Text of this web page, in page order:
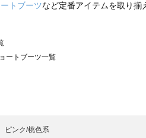
トブーツなど定番アイテムを取り揃
ートブーツ一覧
）のショートブーツ一覧
ートブーツ一覧
ピンク/桃色系